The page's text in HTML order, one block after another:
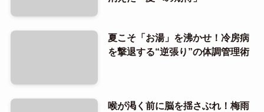
夏こそ「お湯」を沸かせ！冷房病
を撃退する“逆張り”の体調管理術
喉が渇く前に脳を揺さぶれ！梅雨